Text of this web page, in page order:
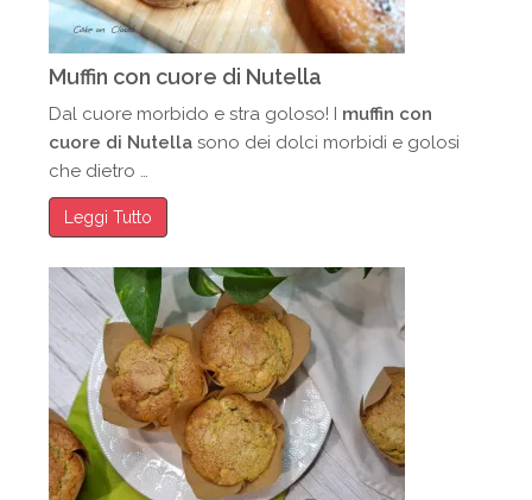
Muffin con cuore di Nutella
Dal cuore morbido e stra goloso! I muffin con
cuore di Nutella sono dei dolci morbidi e golosi
che dietro …
Leggi Tutto